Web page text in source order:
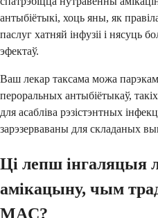
антыбіётыкі, хоць яны, як
паслуг хатняй інфузіі і нясуць
эфектаў.
Ваш лекар таксама можа
пероральных антыбіётыкаў,
для асабліва рэзістэнтных
зарэзерваваны для складаных
Ці лепш інгаляцыя
амікацыну, чым
MAC?